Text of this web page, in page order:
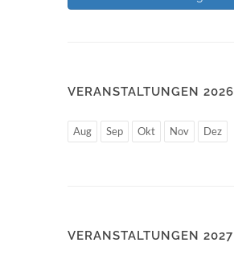
VERANSTALTUNGEN 2026
Aug Sep Okt Nov Dez
VERANSTALTUNGEN 2027